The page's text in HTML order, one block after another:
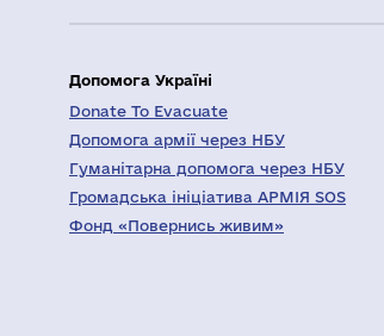
Допомога Україні
Donate To Evacuate
Допомога армії через НБУ
Гуманітарна допомога через НБУ
Громадська ініціатива АРМІЯ SOS
Фонд «Повернись живим»